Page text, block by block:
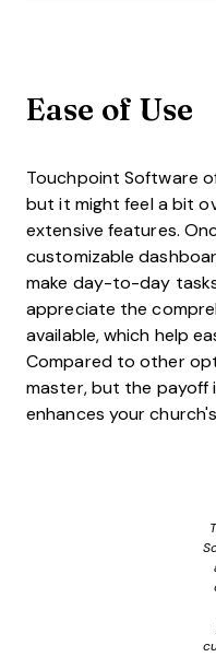
Ease of Use
Touchpoint Software
but it might feel a bit
extensive features.
customizable
make day-to-day
appreciate the
available, which help
Compared to other
master, but the payoff
enhances your